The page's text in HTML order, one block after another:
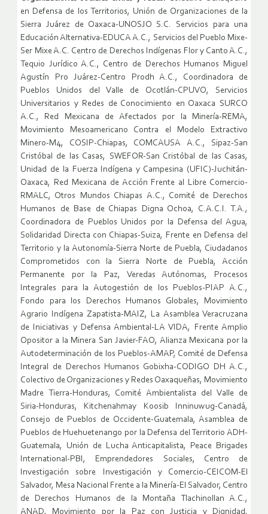
en Defensa de los Territorios, Unión de Organizaciones de la
Sierra Juárez de Oaxaca-UNOSJO S.C. Servicios para una
Educación Alternativa-EDUCA A.C., Servicios del Pueblo Mixe-
Ser Mixe A.C. Centro de Derechos Indígenas Flor y Canto A.C.,
Tequio Jurídico A.C., Centro de Derechos Humanos Miguel
Agustín Pro Juárez-Centro Prodh A.C., Coordinadora de
Pueblos Unidos del Valle de Ocotlán-CPUVO, Servicios
Universitarios y Redes de Conocimiento en Oaxaca SURCO
A.C., Red Mexicana de Afectados por la Minería-REMA,
Movimiento Mesoamericano Contra el Modelo Extractivo
Minero-M4, COSIP-Chiapas, COMCAUSA A.C., Sipaz-San
Cristóbal de las Casas, SWEFOR-San Cristóbal de las Casas,
Unidad de la Fuerza Indígena y Campesina (UFIC)-Juchitán-
Oaxaca, Red Mexicana de Acción Frente al Libre Comercio-
RMALC, Otros Mundos Chiapas A.C., Comité de Derechos
Humanos de Base de Chiapas Digna Ochoa, C.A.C.I. T.A.,
Coordinadora de Pueblos Unidos por la Defensa del Agua,
Solidaridad Directa con Chiapas-Suiza, Frente en Defensa del
Territorio y la Autonomía-Sierra Norte de Puebla, Ciudadanos
Comprometidos con la Sierra Norte de Puebla, Acción
Permanente por la Paz, Veredas Autónomas, Procesos
Integrales para la Autogestión de los Pueblos-PIAP A.C.,
Fondo para los Derechos Humanos Globales, Movimiento
Agrario Indígena Zapatista-MAIZ, La Asamblea Veracruzana
de Iniciativas y Defensa Ambiental-LA VIDA, Frente Amplio
Opositor a la Minera San Javier-FAO, Alianza Mexicana por la
Autodeterminación de los Pueblos-AMAP, Comité de Defensa
Integral de Derechos Humanos Gobixha-CODIGO DH A.C.,
Colectivo de Organizaciones y Redes Oaxaqueñas, Movimiento
Madre Tierra-Honduras, Comité Ambientalista del Valle de
Siria-Honduras, Kitchenahmay Koosib Inninuwug-Canadá,
Consejo de Pueblos de Occidente-Guatemala, Asamblea de
Pueblos de Huehuetenango por la Defensa del Territorio ADH-
Guatemala, Unión de Lucha Anticapitalista, Peace Brigades
International-PBI, Emprendedores Sociales, Centro de
Investigación sobre Investigación y Comercio-CEICOM-El
Salvador, Mesa Nacional Frente a la Minería-El Salvador, Centro
de Derechos Humanos de la Montaña Tlachinollan A.C.,
ANAD, Movimiento por la Paz con Justicia y Dignidad,